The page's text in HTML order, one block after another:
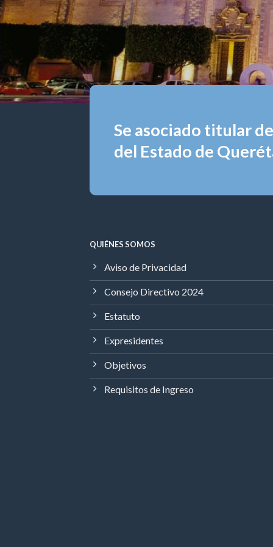
Se asociado titular
del Estado de
QUIÉNES SOMOS
Aviso de Privacidad
Consejo Directivo 2024
Estatuto
Expresidentes
Objetivos
Requisitos de Ingreso